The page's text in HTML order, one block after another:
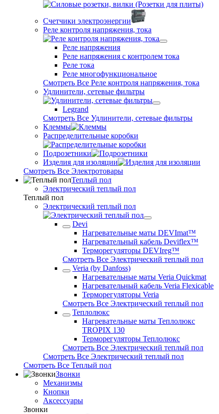
Счетчики электроэнергии
Реле контроля напряжения, тока
Реле напряжения
Реле напряжения с контролем тока
Реле тока
Реле многофункциональное
Смотреть Все Реле контроля напряжения, тока
Удлинители, сетевые фильтры
Legrand
Смотреть Все Удлинители, сетевые фильтры
Клеммы
Распределительные коробки
Подрозетники
Изделия для изоляции
Смотреть Все Электротовары
Теплый пол
Электрический теплый пол
Теплый пол
Электрический теплый пол
Devi
Нагревательные маты DEVImat™
Нагревательный кабель Deviflex™
Терморегуляторы DEVIreg™
Смотреть Все Электрический теплый пол
Veria (by Danfoss)
Нагревательные маты Veria Quickmat
Нагревательный кабель Veria Flexicable
Терморегуляторы Veria
Смотреть Все Электрический теплый пол
Теплолюкс
Нагревательные маты Теплолюкс
TROPIX 130
Терморегуляторы Теплолюкс
Смотреть Все Электрический теплый пол
Смотреть Все Электрический теплый пол
Смотреть Все Теплый пол
Звонки
Механизмы
Кнопки
Аксессуары
Звонки